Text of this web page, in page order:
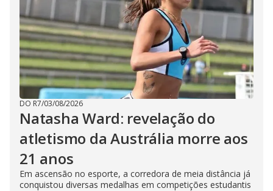
DO R7/03/08/2026
Natasha Ward: revelação do
atletismo da Austrália morre aos
21 anos
Em ascensão no esporte, a corredora de meia distância já
conquistou diversas medalhas em competições estudantis